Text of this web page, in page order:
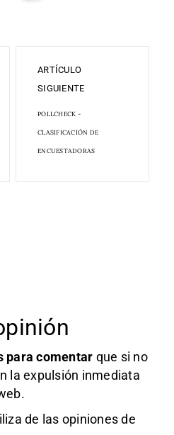
ARTÍCULO
SIGUIENTE
POLLCHECK -
CLASIFICACIÓN DE
ENCUESTADORAS
para comentar que si no
la expulsión inmediata
de las opiniones de